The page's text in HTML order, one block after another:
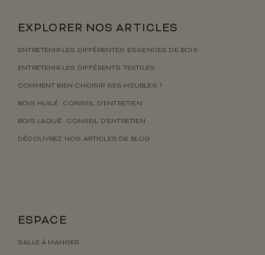
EXPLORER NOS ARTICLES
ENTRETENIR LES DIFFÉRENTES ESSENCES DE BOIS
ENTRETENIR LES DIFFÉRENTS TEXTILES
COMMENT BIEN CHOISIR SES MEUBLES ?
BOIS HUILÉ : CONSEIL D’ENTRETIEN
BOIS LAQUÉ : CONSEIL D’ENTRETIEN
DÉCOUVREZ NOS ARTICLES DE BLOG
ESPACE
SALLE À MANGER